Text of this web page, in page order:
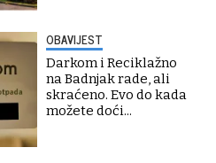
OBAVIJEST
Darkom i Reciklažno
na Badnjak rade, ali
skraćeno. Evo do kada
možete doći...